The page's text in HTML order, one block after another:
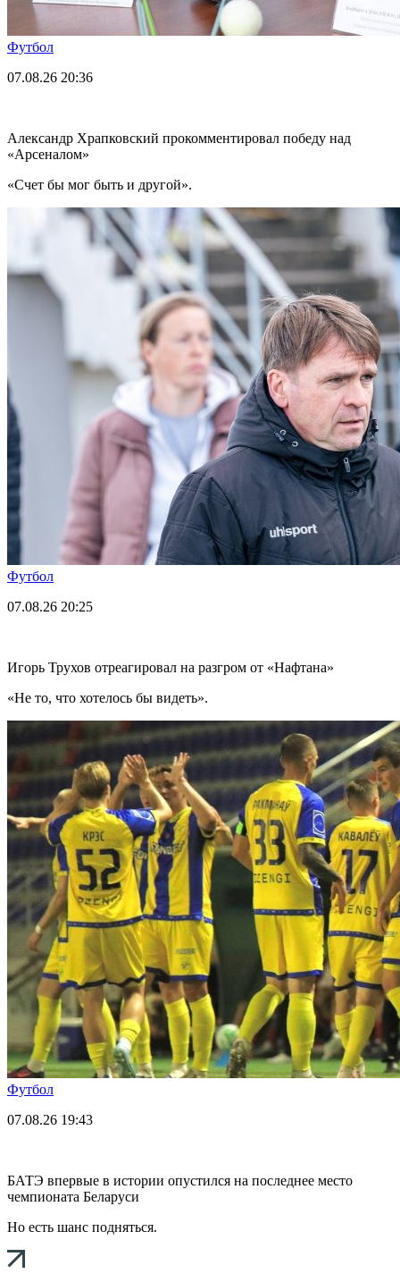
Футбол
07.08.26 20:36
Александр Храпковский прокомментировал победу над
«Арсеналом»
«Счет бы мог быть и другой».
Футбол
07.08.26 20:25
Игорь Трухов отреагировал на разгром от «Нафтана»
«Не то, что хотелось бы видеть».
Футбол
07.08.26 19:43
БАТЭ впервые в истории опустился на последнее место
чемпионата Беларуси
Но есть шанс подняться.